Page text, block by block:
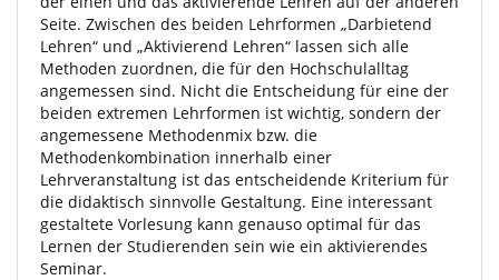
Seite. Zwischen des beiden Lehrformen „Darbietend
Lehren“ und „Aktivierend Lehren“ lassen sich alle
Methoden zuordnen, die für den Hochschulalltag
angemessen sind. Nicht die Entscheidung für eine der
beiden extremen Lehrformen ist wichtig, sondern der
angemessene Methodenmix bzw. die
Methodenkombination innerhalb einer
Lehrveranstaltung ist das entscheidende Kriterium für
die didaktisch sinnvolle Gestaltung. Eine interessant
gestaltete Vorlesung kann genauso optimal für das
Lernen der Studierenden sein wie ein aktivierendes
Seminar.